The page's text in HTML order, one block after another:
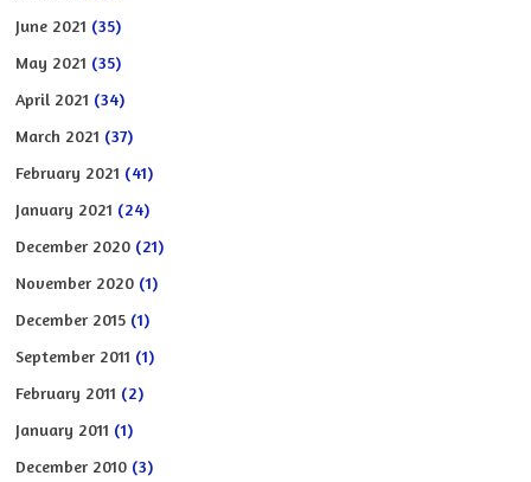
June 2021 (35)
May 2021 (35)
April 2021 (34)
March 2021 (37)
February 2021 (41)
January 2021 (24)
December 2020 (21)
November 2020 (1)
December 2015 (1)
September 2011 (1)
February 2011 (2)
January 2011 (1)
December 2010 (3)